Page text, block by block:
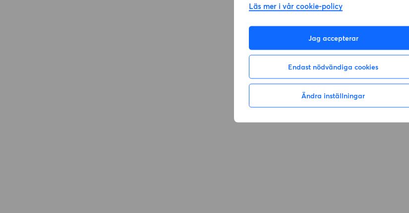
Läs mer i vår cookie-policy
Jag accepterar
Endast nödvändiga cookies
Ändra inställningar
Gå till sök